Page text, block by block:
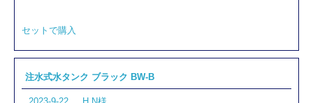
セットで購入
注水式水タンク ブラック BW-B